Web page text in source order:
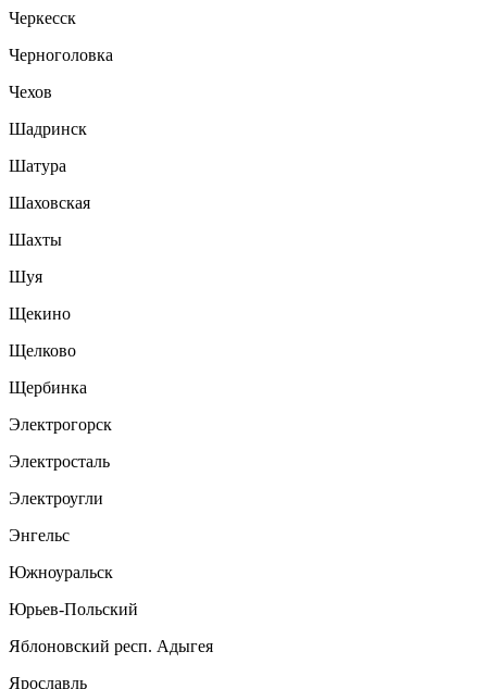
Черкесск
Черноголовка
Чехов
Шадринск
Шатура
Шаховская
Шахты
Шуя
Щекино
Щелково
Щербинка
Электрогорск
Электросталь
Электроугли
Энгельс
Южноуральск
Юрьев-Польский
Яблоновский респ. Адыгея
Ярославль